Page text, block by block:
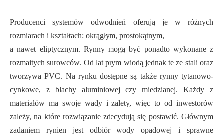
Producenci systemów odwodnień oferują je w różnych
rozmiarach i kształtach: okrągłym, prostokątnym,
a nawet eliptycznym. Rynny mogą być ponadto wykonane z
rozmaitych surowców. Od lat prym wiodą jednak te ze stali oraz
tworzywa PVC. Na rynku dostępne są także rynny tytanowo-
cynkowe, z blachy aluminiowej czy miedzianej. Każdy z
materiałów ma swoje wady i zalety, więc to od inwestorów
zależy, na które rozwiązanie zdecydują się postawić. Głównym
zadaniem rynien jest odbiór wody opadowej i sprawne